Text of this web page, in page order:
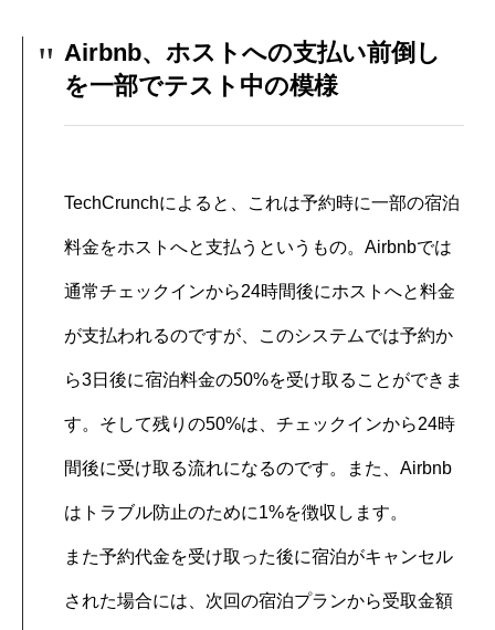
Airbnb、ホストへの支払い前倒し
を一部でテスト中の模様
TechCrunchによると、これは予約時に一部の宿泊
料金をホストへと支払うというもの。Airbnbでは
通常チェックインから24時間後にホストへと料金
が支払われるのですが、このシステムでは予約か
ら3日後に宿泊料金の50%を受け取ることができま
す。そして残りの50%は、チェックインから24時
間後に受け取る流れになるのです。また、Airbnb
はトラブル防止のために1%を徴収します。
また予約代金を受け取った後に宿泊がキャンセル
された場合には、次回の宿泊プランから受取金額